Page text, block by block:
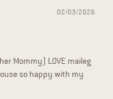
02/03/2026
Mommy) LOVE maileg
so happy with my